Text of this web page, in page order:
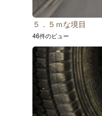
５．５ｍな境目
46件のビュー